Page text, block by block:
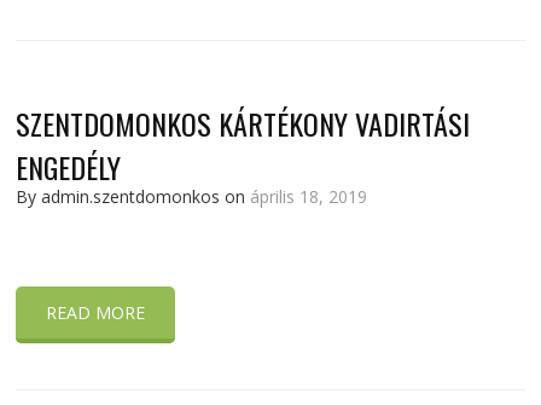
SZENTDOMONKOS KÁRTÉKONY VADIRTÁSI
ENGEDÉLY
By admin.szentdomonkos on április 18, 2019
READ MORE